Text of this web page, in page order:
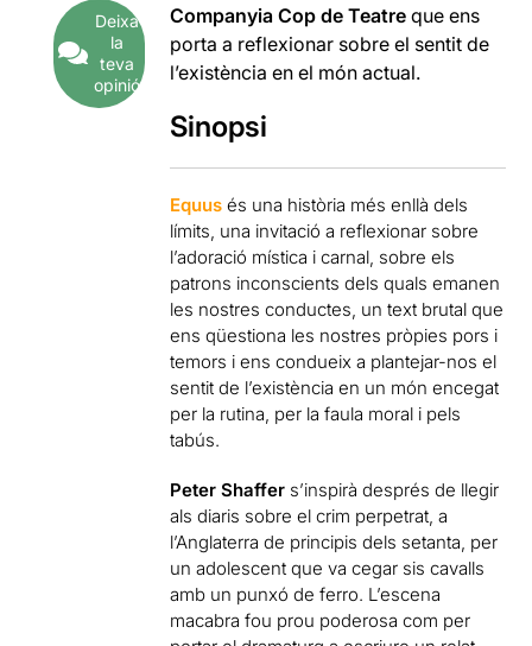
Deixa
la
teva
opinió
Companyia Cop de Teatre que ens
porta a reflexionar sobre el sentit de
l’existència en el món actual.
Sinopsi
Equus és una història més enllà dels
límits, una invitació a reflexionar sobre
l’adoració mística i carnal, sobre els
patrons inconscients dels quals emanen
les nostres conductes, un text brutal que
ens qüestiona les nostres pròpies pors i
temors i ens condueix a plantejar-nos el
sentit de l’existència en un món encegat
per la rutina, per la faula moral i pels
tabús.
Peter Shaffer s’inspirà després de llegir
als diaris sobre el crim perpetrat, a
l’Anglaterra de principis dels setanta, per
un adolescent que va cegar sis cavalls
amb un punxó de ferro. L’escena
macabra fou prou poderosa com per